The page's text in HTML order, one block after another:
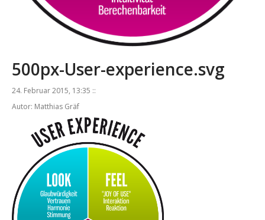
500px-User-experience.svg
24. Februar 2015, 13:35 ::
Autor: Matthias Gräf